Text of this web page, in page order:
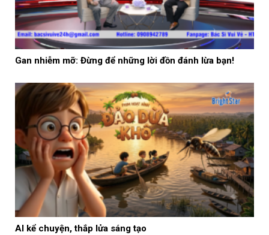
Gan nhiễm mỡ: Đừng để những lời đồn đánh lừa bạn!
AI kể chuyện, thắp lửa sáng tạo